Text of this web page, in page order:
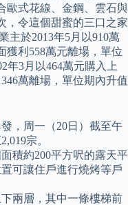
歐式花線、金鋼、雲石與
，令這個甜蜜的三口之家
主於2013年5月以910萬
獲利558萬元離場，單位
年3月以464萬元購入上
萬離場，單位期內升值
，周一（20日）截至午
宗。
積約200平方呎的露天平
可讓住戶進行燒烤等戶
兩層，其中一條樓梯前